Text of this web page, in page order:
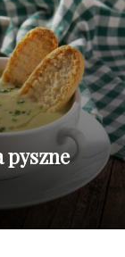
pyszne